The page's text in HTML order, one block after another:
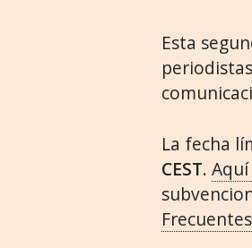
Esta
La fecha
CEST.
Frecuentes